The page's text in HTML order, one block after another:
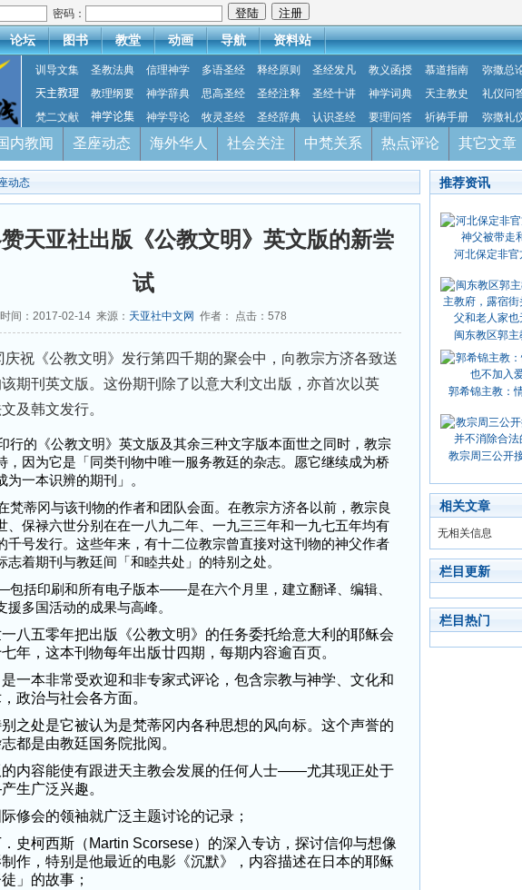
密码：
论坛 图书 教堂 动画 导航 资料站
训导文集 圣教法典 信理神学 多语圣经 释经原则 圣经发凡 教义函授 慕道指南 弥撒总
天主教理
教理纲要 神学辞典 思高圣经 圣经注释 圣经十讲 神学词典 天主教史 礼仪问
梵二文献
神学论集 神学导论 牧灵圣经 圣经辞典 认识圣经 要理问答 祈祷手册 弥撒礼
内教闻 圣座动态 海外华人 社会关注 中梵关系 热点评论 其它文章
动态
天亚社出版《公教文明》英文版的新尝
试
时间：2017-02-14 来源： 天亚社中文网 作者： 点击： 578
祝《公教文明》发行第四千期的聚会中，向教宗方济各致送
期刊英文版。这份期刊除了以意大利文出版，亦首次以英
及韩文发行。
的《公教文明》英文版及其余三种文字版本面世之同时，教宗
，因为它是「同类刊物中唯一服务教廷的杂志。愿它继续成为桥
一本识辨的期刊」。
蒂冈与该刊物的作者和团队会面。在教宗方济各以前，教宗良
、保禄六世分别在在一八九二年、一九三三年和一九七五年均有
千号发行。这些年来，有十二位教宗曾直接对这刊物的神父作者
志着期刊与教廷间「和睦共处」的特别之处。
印刷和所有电子版本——是在六个月里，建立翻译、编辑、
多国活动的成果与高峰。
五零年把出版《公教文明》的任务委托给意大利的耶稣会
年，这本刊物每年出版廿四期，每期内容逾百页。
本非常受欢迎和非专家式评论，包含宗教与神学、文化和
政治与社会各方面。
处是它被认为是梵蒂冈内各种思想的风向标。这个声誉的
都是由教廷国务院批阅。
容能使有跟进天主教会发展的任何人士——尤其现正处于
生广泛兴趣。
会的领袖就广泛主题讨论的记录；
柯西斯（Martin Scorsese）的深入专访，探讨信仰与想像
作，特别是他最近的电影《沉默》，内容描述在日本的耶稣
」的故事；
推荐资讯
河北保定非官
闽东教区郭主
郭希锦主教：
教宗周三公开
相关文章
无相关信息
栏目更新
栏目热门